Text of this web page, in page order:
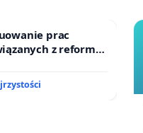
prac
z reformą